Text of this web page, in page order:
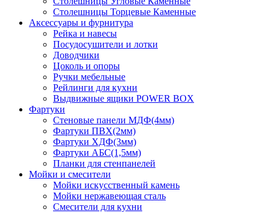
Столешницы Торцевые Каменные
Аксессуары и фурнитура
Рейка и навесы
Посудосушители и лотки
Доводчики
Цоколь и опоры
Ручки мебельные
Рейлинги для кухни
Выдвижные ящики POWER BOX
Фартуки
Стеновые панели МДФ(4мм)
Фартуки ПВХ(2мм)
Фартуки ХДФ(3мм)
Фартуки АБС(1,5мм)
Планки для стенпанелей
Мойки и смесители
Мойки искусственный камень
Мойки нержавеющая сталь
Смесители для кухни